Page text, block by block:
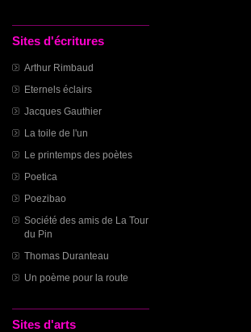
Sites d'écritures
Arthur Rimbaud
Eternels éclairs
Jacques Gauthier
La toile de l'un
Le printemps des poètes
Poetica
Poezibao
Société des amis de La Tour
du Pin
Thomas Duranteau
Un poème pour la route
Sites d'arts